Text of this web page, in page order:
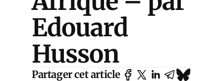
Edouard
Husson
Partager cet article